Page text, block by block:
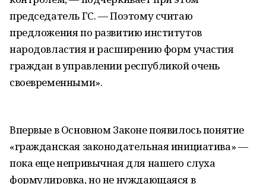
председатель ГС. — Поэтому считаю
предложения по развитию институтов
народовластия и расширению форм участия
граждан в управлении республикой очень
своевременными».
Впервые в Основном Законе появилось понятие
«гражданская законодательная инициатива» —
пока еще непривычная для нашего слуха
формулировка, но не нуждающаяся в